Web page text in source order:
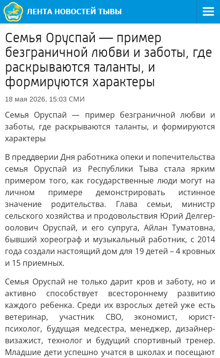
Семья Оруспай — пример
безграничной любви и заботы, где
раскрываются таланты, и
формируются характеры
18 мая 2026, 15:03 СМИ
Семья Оруспай — пример безграничной любви и
заботы, где раскрываются таланты, и формируются
характеры
В преддверии Дня работника опеки и попечительства
семья Оруспай из Республики Тыва стала ярким
примером того, как государственные люди могут на
личном примере демонстрировать истинное
значение родительства. Глава семьи, министр
сельского хозяйства и продовольствия Юрий Делгер-
оолович Оруспай, и его супруга, Айлан Туматовна,
бывший хореограф и музыкальный работник, с 2014
года создали настоящий дом для 19 детей – 4 кровных
и 15 приемных.
Семья Оруспай не только дарит кров и заботу, но и
активно способствует всестороннему развитию
каждого ребенка. Среди их взрослых детей уже есть
ветеринар, участник СВО, экономист, юрист-
психолог, будущая медсестра, менеджер, дизайнер-
визажист, технолог и будущий спортивный тренер.
Младшие дети успешно учатся в школах и посещают